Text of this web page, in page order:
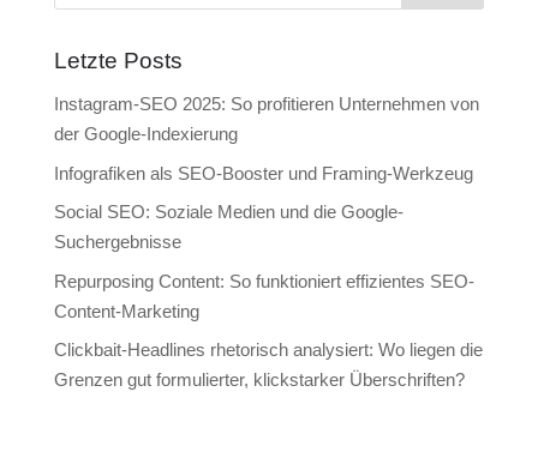
Letzte Posts
Instagram-SEO 2025: So profitieren Unternehmen von
der Google-Indexierung
Infografiken als SEO-Booster und Framing-Werkzeug
Social SEO: Soziale Medien und die Google-
Suchergebnisse
Repurposing Content: So funktioniert effizientes SEO-
Content-Marketing
Clickbait-Headlines rhetorisch analysiert: Wo liegen die
Grenzen gut formulierter, klickstarker Überschriften?